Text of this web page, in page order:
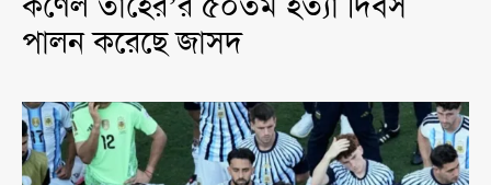
পালন করেছে জাসদ